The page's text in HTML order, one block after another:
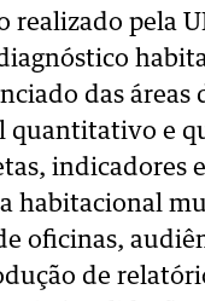
realizado pela
das áreas
quantitativo e
indicadores
habitacional
oficinas,
de